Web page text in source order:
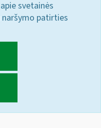
svetainės
patirties